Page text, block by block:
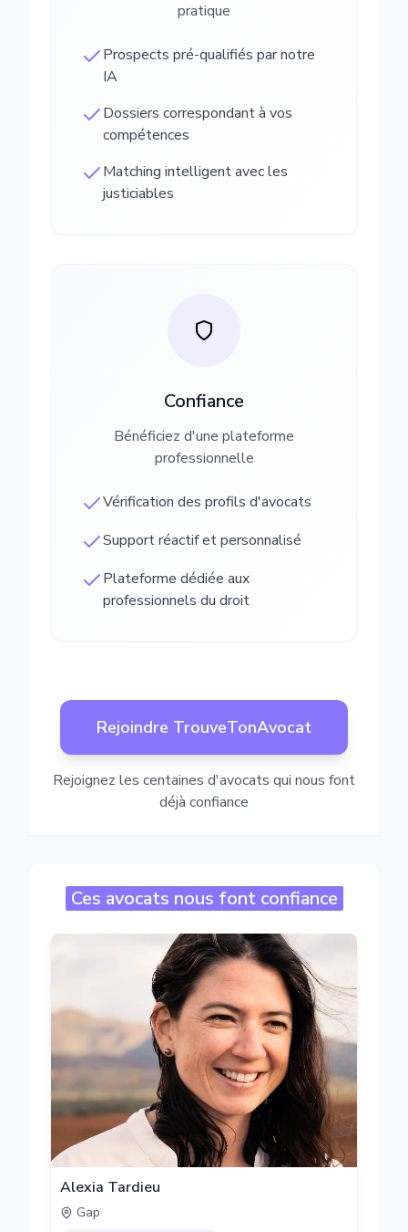
pratique
Prospects pré-qualifiés par notre
IA
Dossiers correspondant à vos
compétences
Matching intelligent avec les
justiciables
Confiance
Bénéficiez d'une plateforme
professionnelle
Vérification des profils d'avocats
Support réactif et personnalisé
Plateforme dédiée aux
professionnels du droit
Rejoindre TrouveTonAvocat
Rejoignez les centaines d'avocats qui nous font
déjà confiance
Ces avocats nous font confiance
Alexia Tardieu
Gap